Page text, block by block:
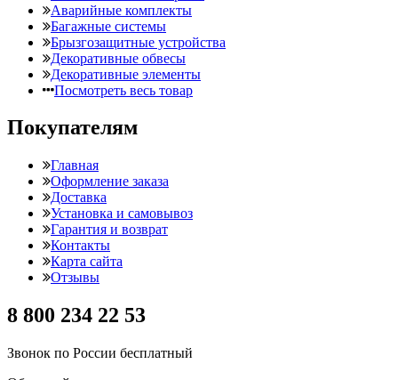
Аварийные комплекты
Багажные системы
Брызгозащитные устройства
Декоративные обвесы
Декоративные элементы
Посмотреть весь товар
Покупателям
Главная
Оформление заказа
Доставка
Установка и самовывоз
Гарантия и возврат
Контакты
Карта сайта
Отзывы
8 800 234 22 53
Звонок по России бесплатный